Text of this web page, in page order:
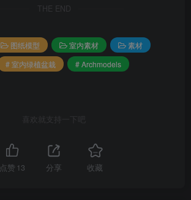
THE END
图纸模型 室内素材
素材
# 室内绿植盆栽
# Archmodels
喜欢就支持一下吧
点赞 13 分享 收藏